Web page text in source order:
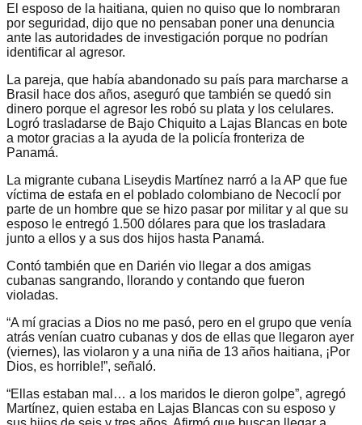
El esposo de la haitiana, quien no quiso que lo nombraran
por seguridad, dijo que no pensaban poner una denuncia
ante las autoridades de investigación porque no podrían
identificar al agresor.
La pareja, que había abandonado su país para marcharse a
Brasil hace dos años, aseguró que también se quedó sin
dinero porque el agresor les robó su plata y los celulares.
Logró trasladarse de Bajo Chiquito a Lajas Blancas en bote
a motor gracias a la ayuda de la policía fronteriza de
Panamá.
La migrante cubana Liseydis Martínez narró a la AP que fue
víctima de estafa en el poblado colombiano de Necoclí por
parte de un hombre que se hizo pasar por militar y al que su
esposo le entregó 1.500 dólares para que los trasladara
junto a ellos y a sus dos hijos hasta Panamá.
Contó también que en Darién vio llegar a dos amigas
cubanas sangrando, llorando y contando que fueron
violadas.
“A mí gracias a Dios no me pasó, pero en el grupo que venía
atrás venían cuatro cubanas y dos de ellas que llegaron ayer
(viernes), las violaron y a una niña de 13 años haitiana, ¡Por
Dios, es horrible!”, señaló.
“Ellas estaban mal… a los maridos le dieron golpe”, agregó
Martínez, quien estaba en Lajas Blancas con su esposo y